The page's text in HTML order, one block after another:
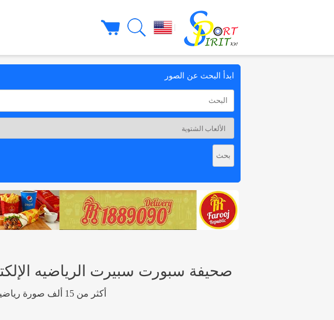
|
ابدأ البحث عن الصور
صحيفة سبورت سبيرت الرياضيه
أكثر من 15 ألف صورة رياضية عالية الجودة و عالية الوضوح من الكويت ، الخليج و العالم.